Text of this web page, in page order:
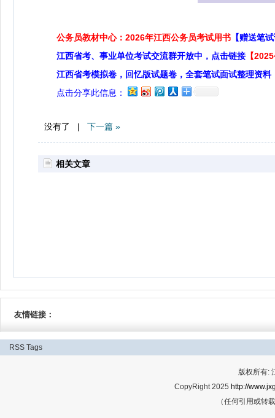
公务员教材中心：2026年江西公务员考试用书 【赠送笔
江西省考、事业单位考试交流群开放中，点击链接 【
江西省考模拟卷，回忆版试题卷，全套笔试面试整理资料
点击分享此信息：
没有了 | 下一篇 »
相关文章
友情链接：
RSS Tags
版权所有:
CopyRight 2025 http://
（任何引用或转